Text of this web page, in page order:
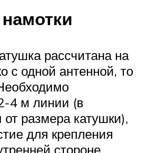
рассчитана на
с одной антенной, то
4 м линии (в
размера катушки),
для крепления
стороне